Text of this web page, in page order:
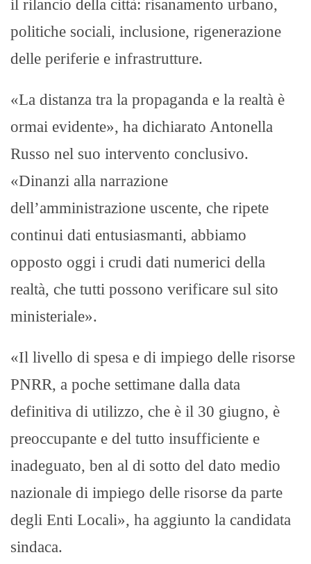
il rilancio della città: risanamento urbano,
politiche sociali, inclusione, rigenerazione
delle periferie e infrastrutture.
«La distanza tra la propaganda e la realtà è
ormai evidente», ha dichiarato Antonella
Russo nel suo intervento conclusivo.
«Dinanzi alla narrazione
dell’amministrazione uscente, che ripete
continui dati entusiasmanti, abbiamo
opposto oggi i crudi dati numerici della
realtà, che tutti possono verificare sul sito
ministeriale».
«Il livello di spesa e di impiego delle risorse
PNRR, a poche settimane dalla data
definitiva di utilizzo, che è il 30 giugno, è
preoccupante e del tutto insufficiente e
inadeguato, ben al di sotto del dato medio
nazionale di impiego delle risorse da parte
degli Enti Locali», ha aggiunto la candidata
sindaca.